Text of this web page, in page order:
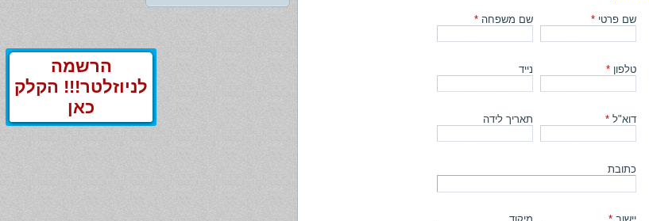
שם פרטי * שם משפחה *
טלפון * נייד
דוא"ל * תאריך לידה
כתובת
הרשמה
לניוזלטר!!! הקלק
כאן